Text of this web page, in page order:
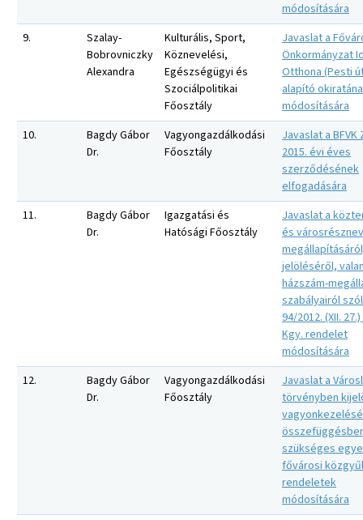
módosítására
9.
Szalay-
Bobrovniczky
Alexandra
Kulturális, Sport,
Köznevelési,
Egészségügyi és
Szociálpolitikai
Főosztály
Javaslat a
Önkormányzat
Otthona (Pesti
alapító
módosítására
10.
Bagdy Gábor
Dr.
Vagyongazdálkodási
Főosztály
Javaslat a BFVK
2015. évi éves
szerződésének
elfogadására
11.
Bagdy Gábor
Dr.
Igazgatási és
Hatósági Főosztály
Javaslat a
és
jelöléséről,
házszám-
szabályairól
94/2012. (XII.
Kgy. rendelet
módosítására
12.
Bagdy Gábor
Dr.
Vagyongazdálkodási
Főosztály
Javaslat a
törvényben
szükséges
fővárosi
rendeletek
módosítására